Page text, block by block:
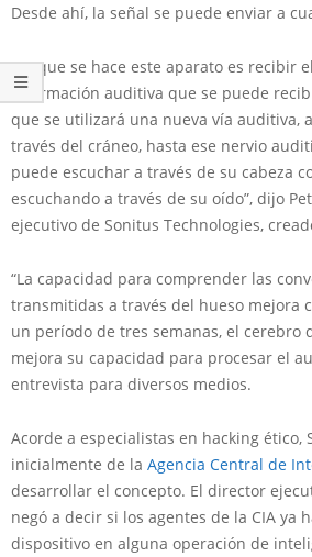
Desde ahí, la señal se puede enviar a
“Lo que se hace este aparato es recibir
información auditiva que se puede
que se utilizará una nueva vía auditiva,
través del cráneo, hasta ese nervio
puede escuchar a través de su cabeza
escuchando a través de su oído”, dijo
ejecutivo de Sonitus Technologies,
“La capacidad para comprender las
transmitidas a través del hueso mejora
un período de tres semanas, el cerebro
mejora su capacidad para procesar el
entrevista para diversos medios.
Acorde a especialistas en hacking ético,
inicialmente de la Agencia Central de
desarrollar el concepto. El director
negó a decir si los agentes de la CIA ya
dispositivo en alguna operación de